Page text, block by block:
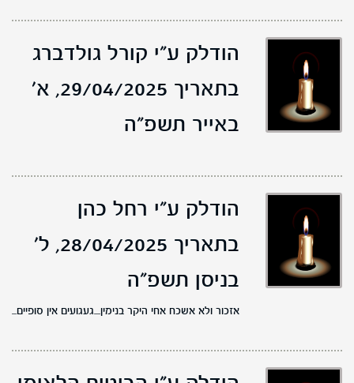
הודלק ע"י קורל גולדברג
בתאריך 29/04/2025,
א'
באייר תשפ"ה
הודלק ע"י רחל כהן
בתאריך 28/04/2025,
ל'
בניסן תשפ"ה
אזכור ולא אשכח אחי היקר בנימין....געגועים אין סופיים...